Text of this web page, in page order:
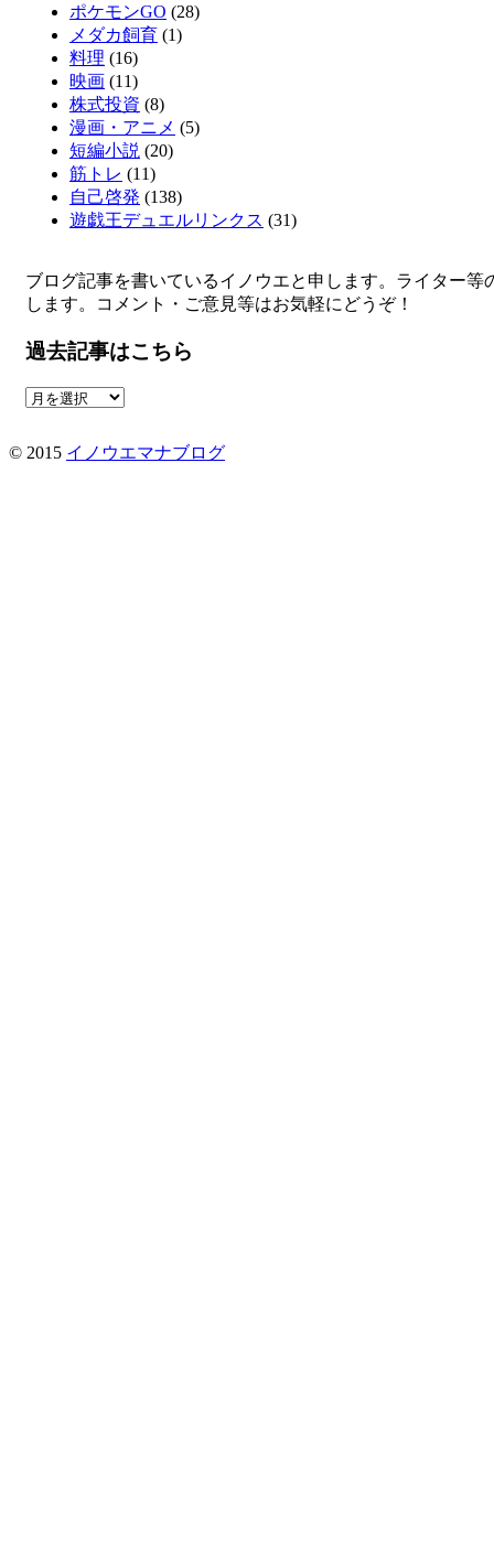
ポケモンGO (28)
メダカ飼育 (1)
料理 (16)
映画 (11)
株式投資 (8)
漫画・アニメ (5)
短編小説 (20)
筋トレ (11)
自己啓発 (138)
遊戯王デュエルリンクス (31)
ブログ記事を書いているイノウエと申します。ライター
します。コメント・ご意見等はお気軽にどうぞ！
過去記事はこちら
過
記
© 2015 イノウエマナブログ